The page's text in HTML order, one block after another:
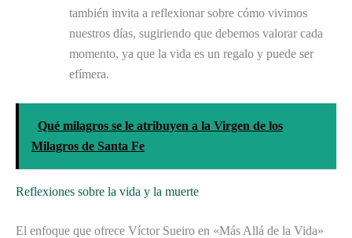
también invita a reflexionar sobre cómo vivimos
nuestros días, sugiriendo que debemos valorar cada
momento, ya que la vida es un regalo y puede ser
efímera.
Qué milagros se le atribuyen a la Virgen de los
Milagros de Santa Fe
Reflexiones sobre la vida y la muerte
El enfoque que ofrece Víctor Sueiro en «Más Allá de la Vida»